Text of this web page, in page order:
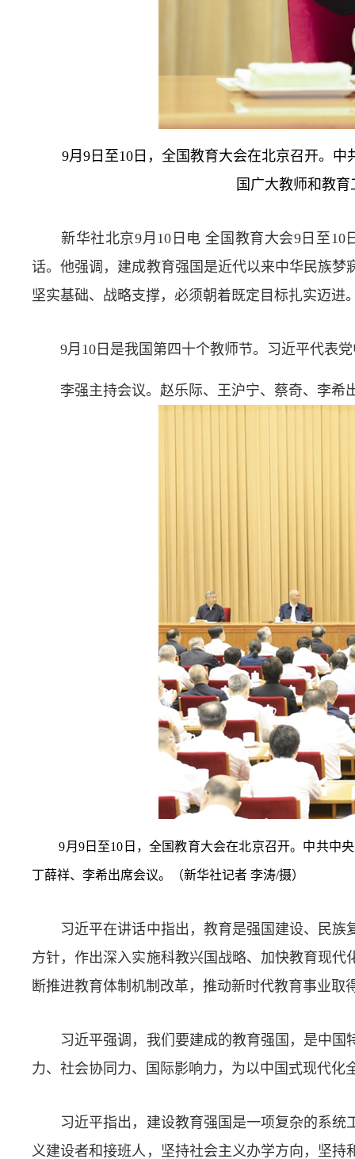
9月9日至10日，全国教育大会在北京召开。中
国广大教师和教
新华社北京9月10日电 全国教育大会9日至10
话。他强调，建成教育强国是近代以来中华民族
坚实基础、战略支撑，必须朝着既定目标扎实迈进
9月10日是我国第四十个教师节。习近平代表党
李强主持会议。赵乐际、王沪宁、蔡奇、李希
9月9日至10日，全国教育大会在北京召开。中共中
丁薛祥、李希出席会议。（新华社记者 李涛/摄）
习近平在讲话中指出，教育是强国建设、民族
方针，作出深入实施科教兴国战略、加快教育现
断推进教育体制机制改革，推动新时代教育事业
习近平强调，我们要建成的教育强国，是中国
力、社会协同力、国际影响力，为以中国式现代
习近平指出，建设教育强国是一项复杂的系统
义建设者和接班人，坚持社会主义办学方向，坚